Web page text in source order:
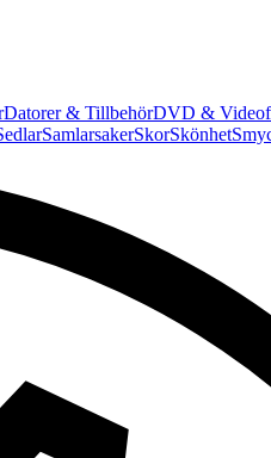
Datorer & TillbehörDVD &
SamlarsakerSkorSkönhet